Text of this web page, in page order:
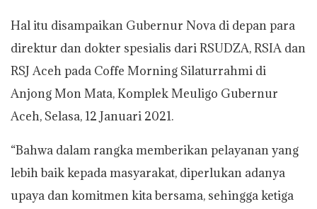
Hal itu disampaikan Gubernur Nova di depan para
direktur dan dokter spesialis dari RSUDZA, RSIA dan
RSJ Aceh pada Coffe Morning Silaturrahmi di
Anjong Mon Mata, Komplek Meuligo Gubernur
Aceh, Selasa, 12 Januari 2021.
“Bahwa dalam rangka memberikan pelayanan yang
lebih baik kepada masyarakat, diperlukan adanya
upaya dan komitmen kita bersama, sehingga ketiga